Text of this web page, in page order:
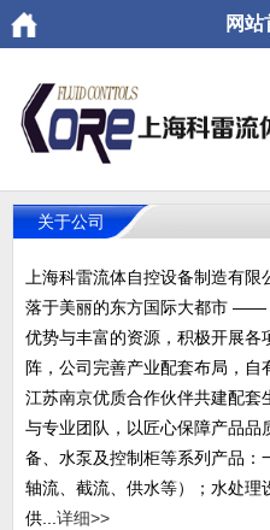
网站
关于公司
上海科雷流体自控设备制造有
落于美丽的东方国际大都市 ——
优势与丰富的资源，积极开展各
阵，公司完善产业配套布局，自
江苏南京优质合作伙伴共建配套
与专业团队，以匠心保障产品
备、水泵及控制柜等系列产品：
轴流、截流、供水等）；水处
供... 详细>>